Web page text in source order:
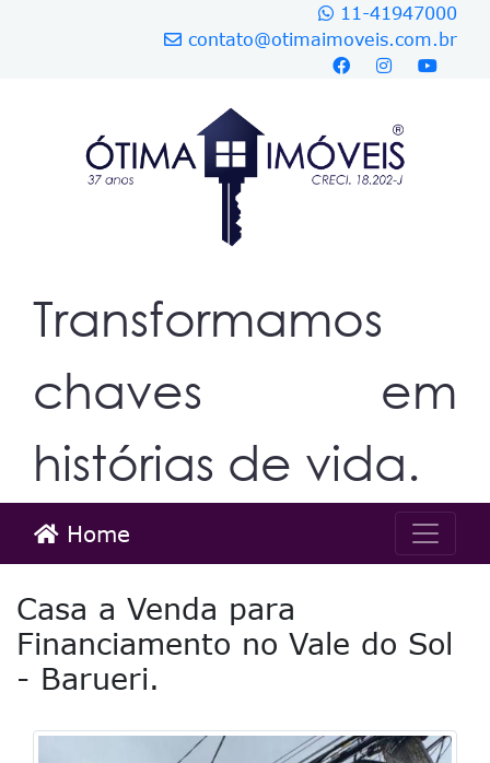
11-41947000
contato@otimaimoveis.com.br
Transformamos
chaves em
histórias de vida.
Home
Casa a Venda para
Financiamento no Vale do Sol
- Barueri.